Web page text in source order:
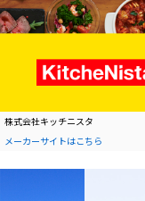
株式会社キッチニスタ
メーカーサイトはこちら